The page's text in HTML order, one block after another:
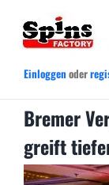
Inhalt
springen
Einloggenoder
Bremer
greift